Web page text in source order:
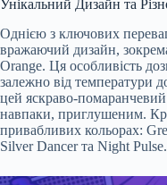
Унікальний Дизайн та
Однією з ключових
вражаючий дизайн,
Orange. Ця особливість
залежно від температури
цей яскраво-
навпаки, приглушеним.
привабливих кольорах:
Silver Dancer та Night Pulse.